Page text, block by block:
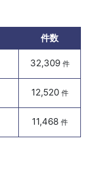
件数
32,309 件
12,520 件
11,468 件